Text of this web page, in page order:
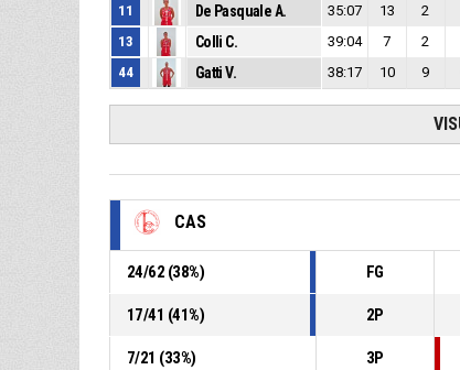
11
De Pasquale A. 35:07 13 2
13
Colli C. 39:04 7 2
44
Gatti V. 38:17 10 9
CAS
24/62 (38%) FG
17/41 (41%) 2P
7/21 (33%) 3P